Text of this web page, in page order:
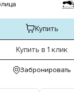
Купить
Купить в 1 клик
Забронировать